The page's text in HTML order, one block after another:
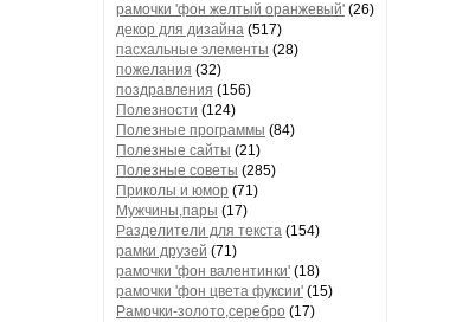
рамочки 'фон желтый оранжевый' (26)
декор для дизайна (517)
пасхальные элементы (28)
пожелания (32)
поздравления (156)
Полезности (124)
Полезные программы (84)
Полезные сайты (21)
Полезные советы (285)
Приколы и юмор (71)
Мужчины,пары (17)
Разделители для текста (154)
рамки друзей (71)
рамочки 'фон валентинки' (18)
рамочки 'фон цвета фуксии' (15)
Рамочки-золото,серебро (17)